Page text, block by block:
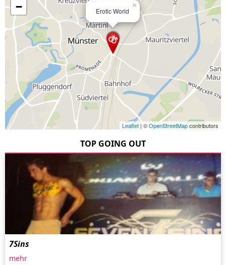
Erotic World
×
−
Leaflet | ©OpenStreetMapcontributors
TOP GOING OUT
7Sins
mehr